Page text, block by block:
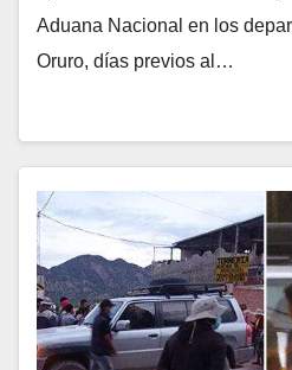
Aduana Nacional en los
Oruro, días previos al…